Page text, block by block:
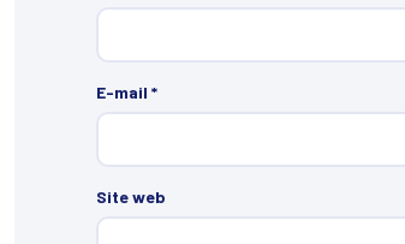
E-mail *
Site web